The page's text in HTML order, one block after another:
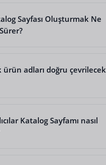
Sayfası Oluşturmak Ne
ürün adları doğru çevrilecek
Katalog Sayfamı nasıl